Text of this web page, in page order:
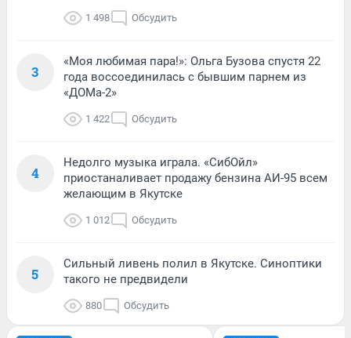
1 498 Обсудить
3
«Моя любимая пара!»: Ольга Бузова спустя 22
года воссоединилась с бывшим парнем из
«ДОМа-2»
1 422 Обсудить
4
Недолго музыка играла. «СибОйл»
приостаналивает продажу бензина АИ-95 всем
желающим в Якутске
1 012 Обсудить
5
Сильный ливень полил в Якутске. Синоптики
такого не предвидели
880 Обсудить